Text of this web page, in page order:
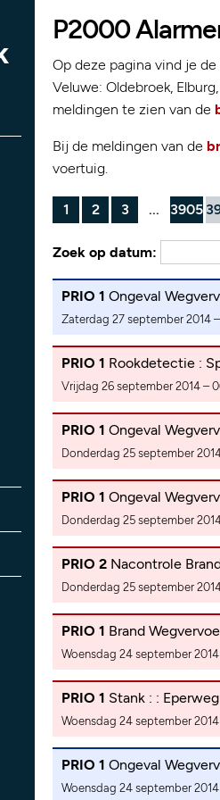
P2000
Op deze pagina vind je
Veluwe: Oldebroek,
meldingen te zien van de
Bij de meldingen van de
voertuig.
1 2 3 ... 3905
Zoek op datum:
PRIO 1 Ongeval
Zaterdag 27 september 2014 –
PRIO 1 Rookdetectie :
Vrijdag 26 september 2014 –
PRIO 1 Ongeval
Donderdag 25 september
PRIO 1 Ongeval
Donderdag 25 september
PRIO 2 Nacontrole
Donderdag 25 september
PRIO 1 Brand
Woensdag 24 september 2014
PRIO 1 Stank : :
Woensdag 24 september 2014
PRIO 1 Ongeval
Woensdag 24 september 2014